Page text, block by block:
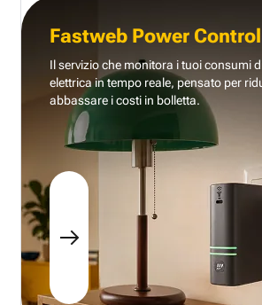
Fastweb Power Control
Il servizio che monitora i tuoi consumi
elettrica in tempo reale, pensato per
abbassare i costi in bolletta.